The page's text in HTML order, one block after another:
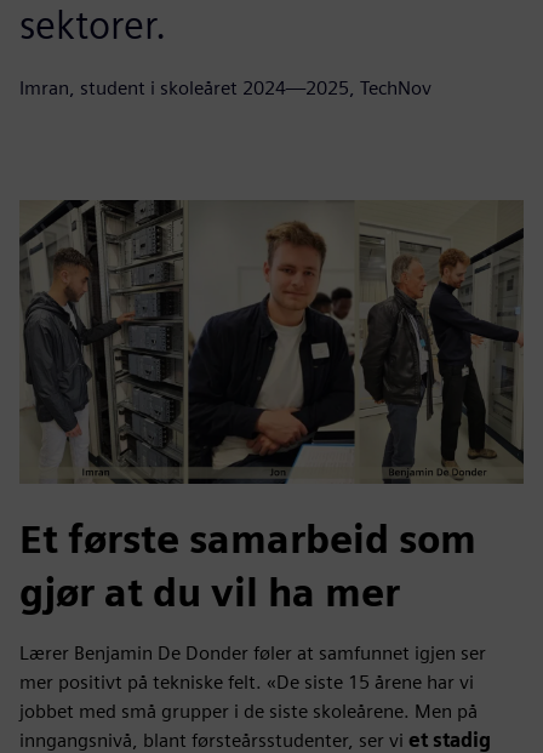
sektorer.
Imran, student i skoleåret 2024—2025, TechNov
Et første samarbeid som
gjør at du vil ha mer
Lærer Benjamin De Donder føler at samfunnet igjen ser
mer positivt på tekniske felt. «De siste 15 årene har vi
jobbet med små grupper i de siste skoleårene. Men på
inngangsnivå, blant førsteårsstudenter, ser vi et stadig